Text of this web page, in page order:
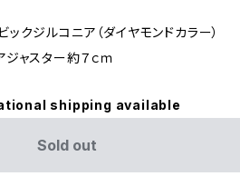
ックジルコニア（ダイヤモンドカラー）
ャスター約７ｃｍ
shipping available
Sold out